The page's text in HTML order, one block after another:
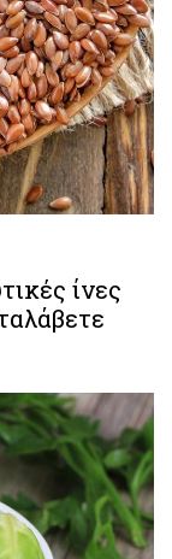
ίνες